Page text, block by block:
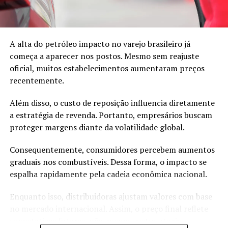
para o público infantil.
Como resultado, a empresa perdeu foco. Ao mesmo
tempo, os consumidores começaram a migrar para jogos
eletrônicos.
Consequentemente, a marca registrou um grande
prejuízo em 2003.
Nesse momento crítico, a liderança da empresa decidiu
agir com rapidez.
A estratégia que salvou a empresa
Primeiramente, a empresa decidiu voltar às suas origens.
tornaram a marca famosa.
Além disso, reduziu o número de peças diferentes
A alta do petróleo impacto no varejo brasileiro já
começa a aparecer nos postos. Mesmo sem reajuste
oficial, muitos estabelecimentos aumentaram preços
recentemente.
Além disso, o custo de reposição influencia diretamente
a estratégia de revenda. Portanto, empresários buscam
proteger margens diante da volatilidade global.
Consequentemente, consumidores percebem aumentos
graduais nos combustíveis. Dessa forma, o impacto se
espalha rapidamente pela cadeia econômica nacional.
Enquanto isso, distribuidoras ajustam valores com base